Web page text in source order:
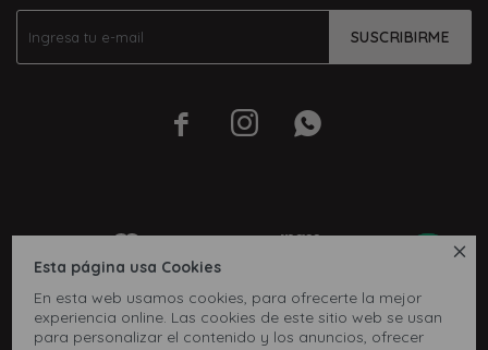

Esta página usa Cookies
En esta web usamos cookies, para ofrecerte la mejor
experiencia online. Las cookies de este sitio web se usan
para personalizar el contenido y los anuncios, ofrecer
SUSCRIBIRME
  